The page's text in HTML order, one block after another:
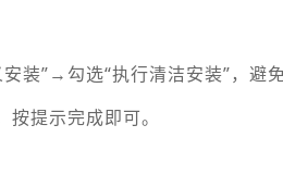
装”→勾选“执行清洁安装”，避免
提示完成即可。